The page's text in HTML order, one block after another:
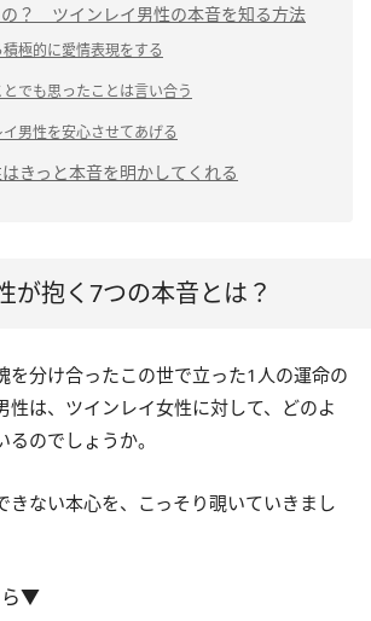
の？ ツインレイ男性の本音を知る方法
積極的に愛情表現をする
とでも思ったことは言い合う
イ男性を安心させてあげる
きっと本音を明かしてくれる
が抱く7つの本音とは？
を分け合ったこの世で立った1人の運命の
性は、ツインレイ女性に対して、どのよ
のでしょうか。
きない本心を、こっそり覗いていきまし
ら▼